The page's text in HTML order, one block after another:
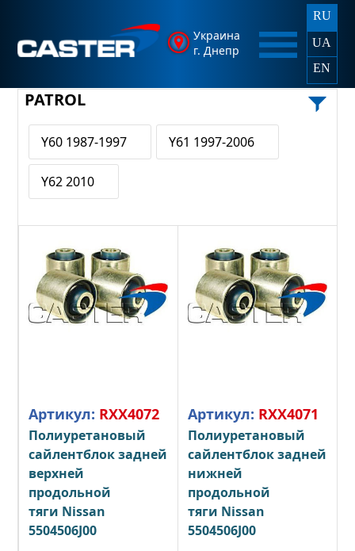
Украина
г. Днепр
RU
UA
EN
PATROL
Y60 1987-1997 Y61 1997-2006
Y62 2010
Артикул: RXX4072
Полиуретановый
сайлентблок задней
верхней
продольной
тяги Nissan
5504506J00
Артикул: RXX4071
Полиуретановый
сайлентблок задней
нижней
продольной
тяги Nissan
5504506J00